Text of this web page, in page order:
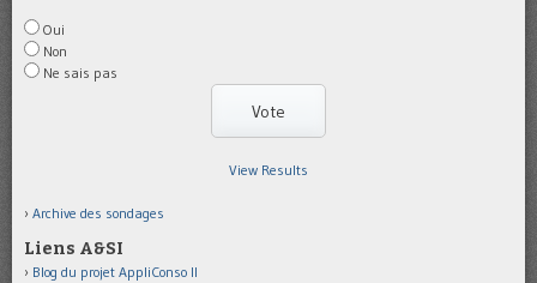
Oui
Non
Ne sais pas
View Results
Archive des sondages
Liens A&SI
Blog du projet AppliConso II